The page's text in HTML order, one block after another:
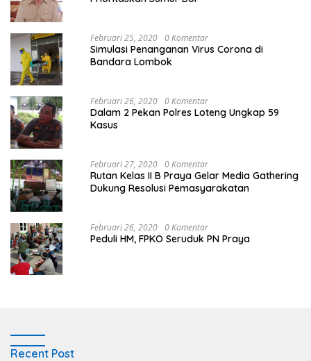
Februari 25, 2020 0 Komentar
Simulasi Penanganan Virus Corona di
Bandara Lombok
Februari 26, 2020 0 Komentar
Dalam 2 Pekan Polres Loteng Ungkap 59
Kasus
Februari 27, 2020 0 Komentar
Rutan Kelas II B Praya Gelar Media Gathering
Dukung Resolusi Pemasyarakatan
Februari 26, 2020 0 Komentar
Peduli HM, FPKO Seruduk PN Praya
Recent Post